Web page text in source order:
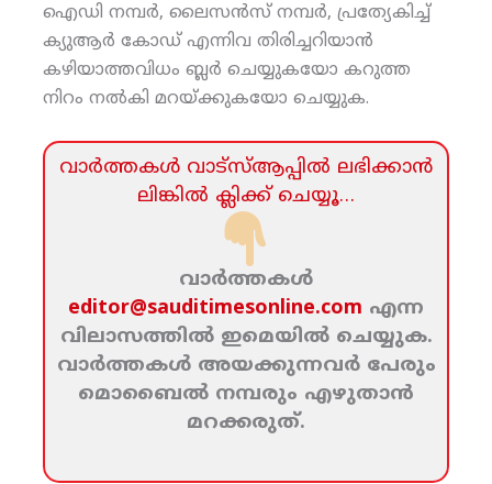
ഐഡി നമ്പര്‍, ലൈസന്‍സ് നമ്പര്‍, പ്രത്യേകിച്ച്
ക്യുആര്‍ കോഡ് എന്നിവ തിരിച്ചറിയാന്‍
കഴിയാത്തവിധം ബ്ലര്‍ ചെയ്യുകയോ കറുത്ത
നിറം നല്‍കി മറയ്ക്കുകയോ ചെയ്യുക.
വാര്‍ത്തകള്‍ വാട്‌സ്‌ആപ്പില്‍ ലഭിക്കാന്‍
ലിങ്കില്‍ ക്ലിക്ക്‌ ചെയ്യൂ…
വാര്‍ത്തകള്‍
editor@sauditimesonline.com എന്ന
വിലാസത്തില്‍ ഇമെയില്‍ ചെയ്യുക.
വാര്‍ത്തകള്‍ അയക്കുന്നവര്‍ പേരും
മൊബൈല്‍ നമ്പരും എഴുതാന്‍
മറക്കരുത്‌.